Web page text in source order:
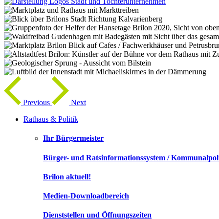
Previous
Next
Rathaus & Politik
Ihr Bürgermeister
Bürger- und Ratsinformationssystem /
Brilon aktuell!
Medien-Downloadbereich
Dienststellen und Öffnungszeiten